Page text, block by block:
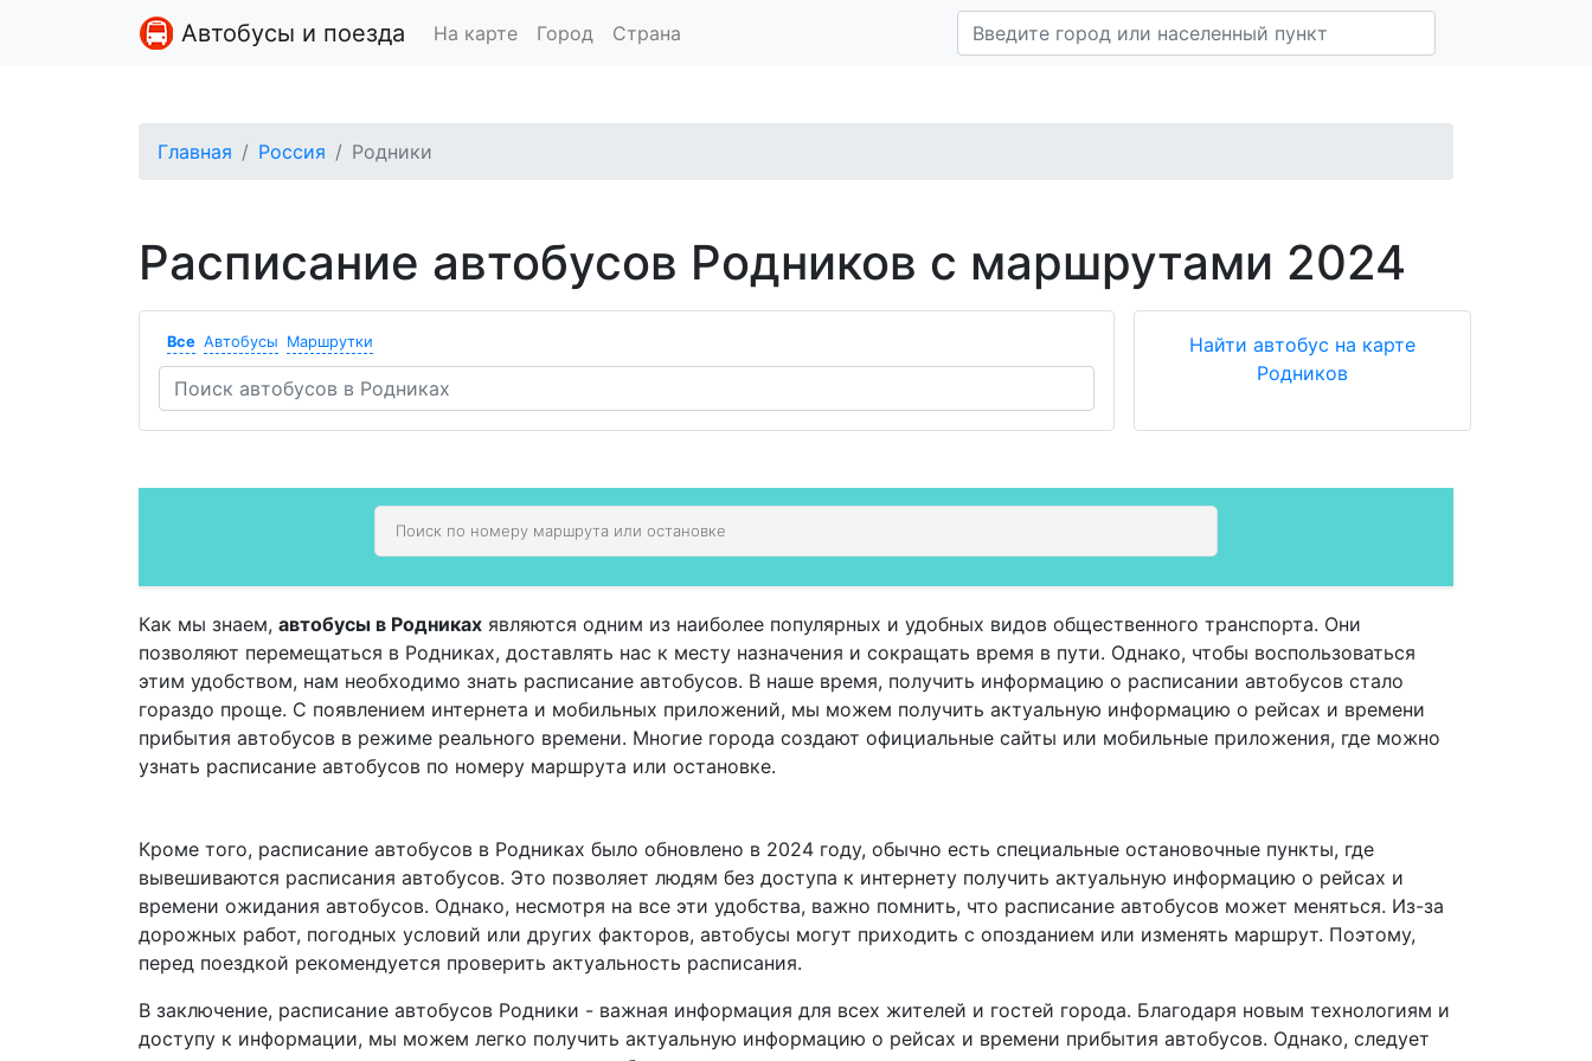
Автобусы и поезда На карте Город Страна
Главная Россия Родники
Расписание автобусов Родников с маршрутами 2024
Все Автобусы Маршрутки
Найти автобус на карте
Родников
Как мы знаем, автобусы в Родниках являются одним из наиболее популярных и удобных видов общественного транспорта. Они
позволяют перемещаться в Родниках, доставлять нас к месту назначения и сокращать время в пути. Однако, чтобы воспользоваться
этим удобством, нам необходимо знать расписание автобусов. В наше время, получить информацию о расписании автобусов стало
гораздо проще. С появлением интернета и мобильных приложений, мы можем получить актуальную информацию о рейсах и времени
прибытия автобусов в режиме реального времени. Многие города создают официальные сайты или мобильные приложения, где можно
узнать расписание автобусов по номеру маршрута или остановке.
Кроме того, расписание автобусов в Родниках было обновлено в 2024 году, обычно есть специальные остановочные пункты, где
вывешиваются расписания автобусов. Это позволяет людям без доступа к интернету получить актуальную информацию о рейсах и
времени ожидания автобусов. Однако, несмотря на все эти удобства, важно помнить, что расписание автобусов может меняться. Из-за
дорожных работ, погодных условий или других факторов, автобусы могут приходить с опозданием или изменять маршрут. Поэтому,
перед поездкой рекомендуется проверить актуальность расписания.
В заключение, расписание автобусов Родники - важная информация для всех жителей и гостей города. Благодаря новым технологиям и
доступу к информации, мы можем легко получить актуальную информацию о рейсах и времени прибытия автобусов. Однако, следует